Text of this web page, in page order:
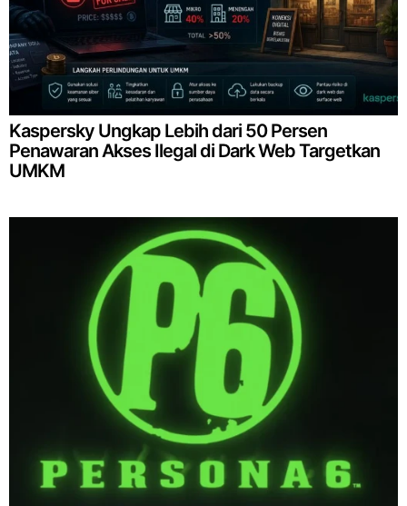
Kaspersky Ungkap Lebih dari 50 Persen
Penawaran Akses Ilegal di Dark Web Targetkan
UMKM